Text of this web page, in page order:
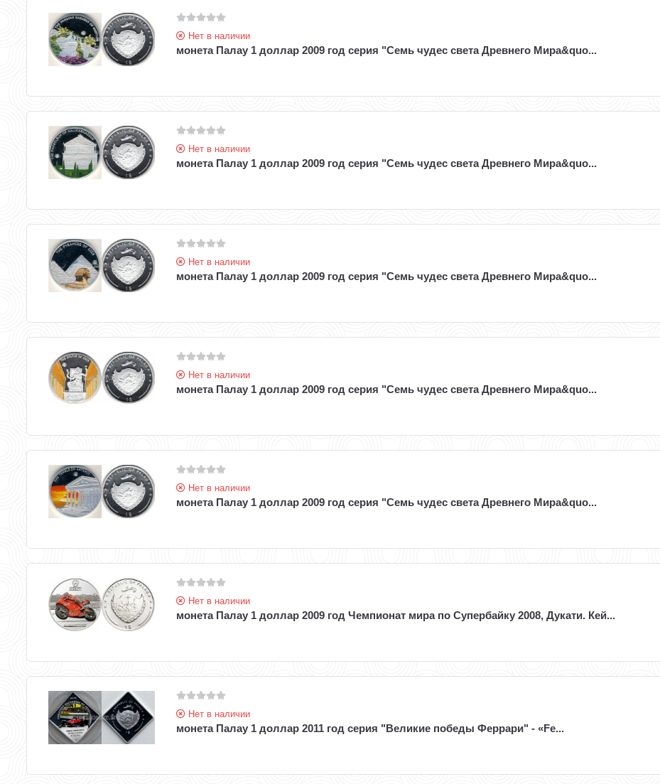
Нет в наличии
монета Палау 1 доллар 2009 год серия "Семь чудес света Древнего Мира&quo...
Нет в наличии
монета Палау 1 доллар 2009 год серия "Семь чудес света Древнего Мира&quo...
Нет в наличии
монета Палау 1 доллар 2009 год серия "Семь чудес света Древнего Мира&quo...
Нет в наличии
монета Палау 1 доллар 2009 год серия "Семь чудес света Древнего Мира&quo...
Нет в наличии
монета Палау 1 доллар 2009 год серия "Семь чудес света Древнего Мира&quo...
Нет в наличии
монета Палау 1 доллар 2009 год Чемпионат мира по Супербайку 2008, Дукати. Кей...
Нет в наличии
монета Палау 1 доллар 2011 год серия "Великие победы Феррари" - «Fe...